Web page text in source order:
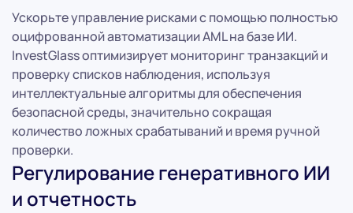
Ускорьте управление рисками с помощью полностью
оцифрованной автоматизации AML на базе ИИ.
InvestGlass оптимизирует мониторинг транзакций и
проверку списков наблюдения, используя
интеллектуальные алгоритмы для обеспечения
безопасной среды, значительно сокращая
количество ложных срабатываний и время ручной
проверки.
Регулирование генеративного ИИ
и отчетность